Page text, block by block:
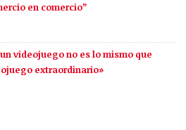
en comercio”
videojuego no es lo mismo que
extraordinario»